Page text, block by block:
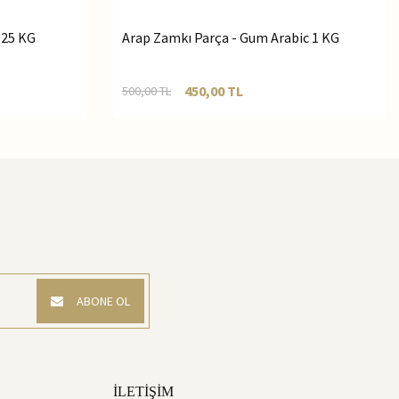
KG Arap Zamkı Parça - Gum Arabic 1 KG
500,00TL 450,00TL
ABONE OL
İLETİŞİM